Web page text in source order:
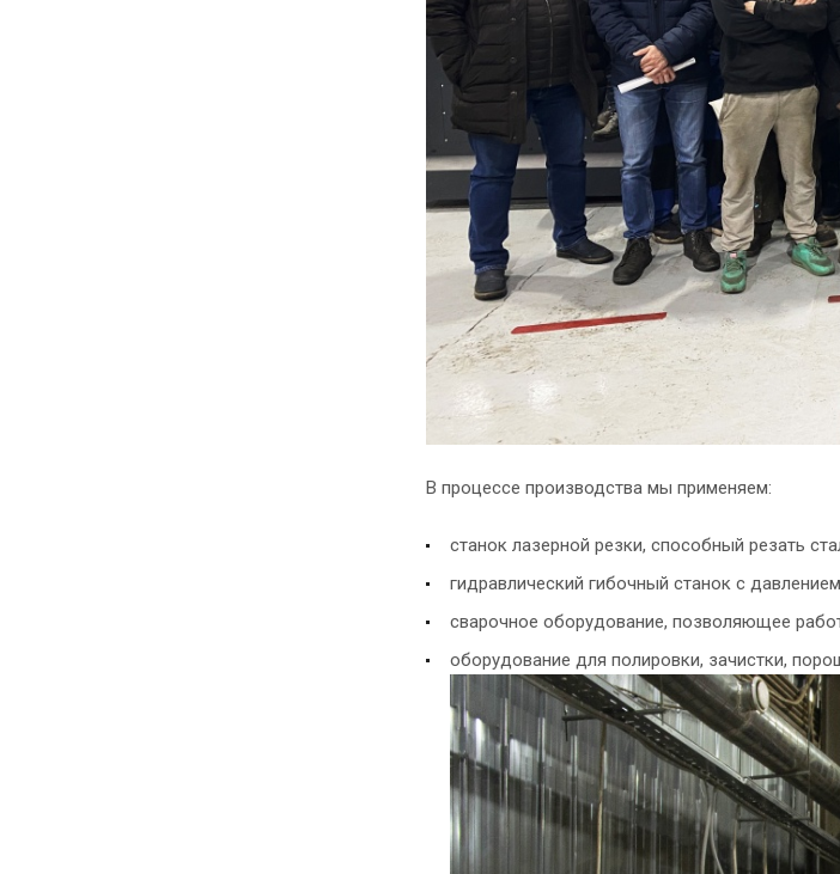
В процессе производства мы применяем:
станок лазерной резки, способный резать
гидравлический гибочный станок с
сварочное оборудование, позволяющее
оборудование для полировки, зачистки,